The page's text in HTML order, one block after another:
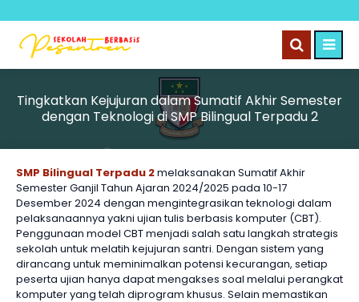
Tingkatkan Kejujuran dalam Sumatif Akhir Semester
dengan Teknologi di SMP Bilingual Terpadu 2
SMP Bilingual Terpadu 2melaksanakan Sumatif Akhir
Semester Ganjil Tahun Ajaran 2024/2025 pada 10-17
Desember 2024 dengan mengintegrasikan teknologi dalam
pelaksanaannya yakni ujian tulis berbasis komputer (CBT).
Penggunaan model CBT menjadi salah satu langkah strategis
sekolah untuk melatih kejujuran santri. Dengan sistem yang
dirancang untuk meminimalkan potensi kecurangan, setiap
peserta ujian hanya dapat mengakses soal melalui perangkat
komputer yang telah diprogram khusus. Selain memastikan